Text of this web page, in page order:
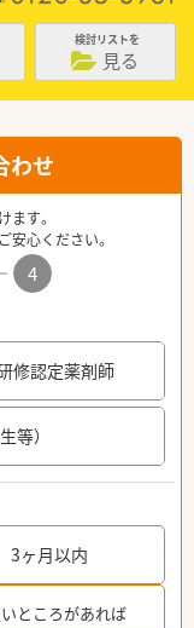
検討リストを
見る
わせ
ます。
安心ください。
4
修認定薬剤師
等）
3ヶ月以内
ところがあれば